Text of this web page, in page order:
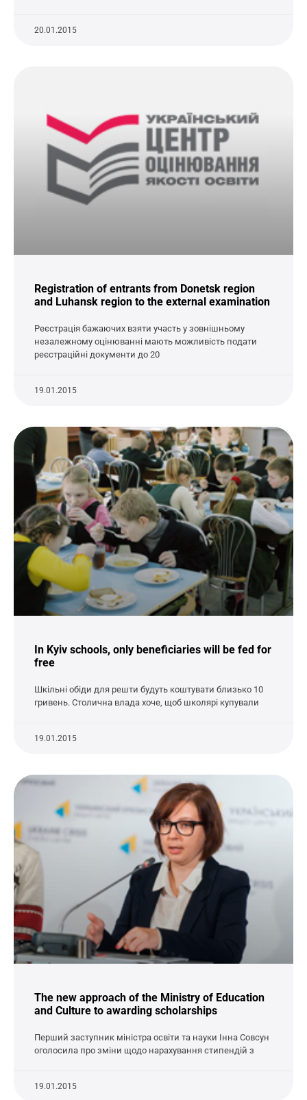
20.01.2015
Registration of entrants from Donetsk region
and Luhansk region to the external examination
Реєстрація бажаючих взяти участь у зовнішньому
незалежному оцінюванні мають можливість подати
реєстраційні документи до 20
19.01.2015
In Kyiv schools, only beneficiaries will be fed for
free
Шкільні обіди для решти будуть коштувати близько 10
гривень. Столична влада хоче, щоб школярі купували
19.01.2015
The new approach of the Ministry of Education
and Culture to awarding scholarships
Перший заступник міністра освіти та науки Інна Совсун
оголосила про зміни щодо нарахування стипендій з
19.01.2015